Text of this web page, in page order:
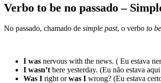
Verbo to be no passado –
No passado, chamado de simple past, o verbo to be
I was nervous with the news. ( Eu estava
I wasn’t here yesterday. (Eu não estava
Was I right orwas I wrong? (Eu estava